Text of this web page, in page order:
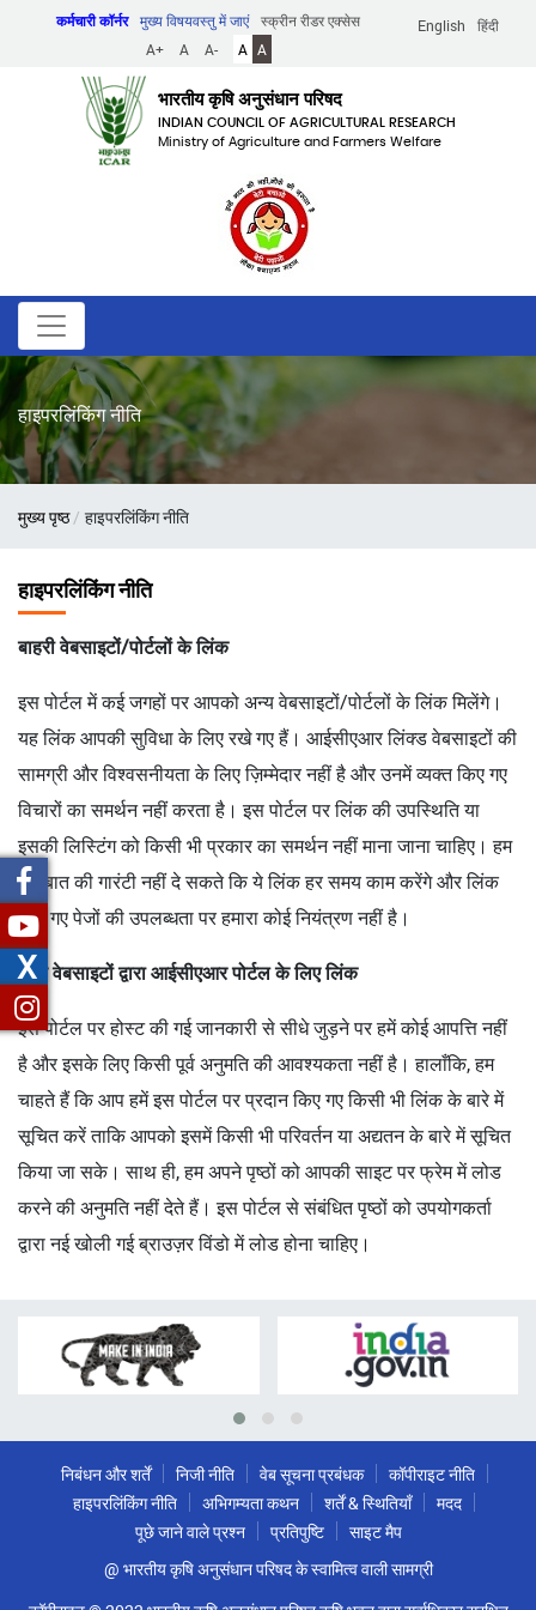
English हिंदी
कर्मचारी कॉर्नर मुख्य विषयवस्तु में जाएं
स्क्रीन रीडर एक्सेस
A+
A A- A A
भारतीय कृषि अनुसंधान परिषद
INDIAN COUNCIL OF AGRICULTURAL RESEARCH
Ministry of Agriculture and Farmers Welfare
हाइपरलिंकिंग नीति
पग
मुख्य पृष्ठ हाइपरलिंकिंग नीति
हाइपरलिंकिंग नीति
बाहरी वेबसाइटों/पोर्टलों के लिंक
इस पोर्टल में कई जगहों पर आपको अन्य वेबसाइटों/पोर्टलों के लिंक मिलेंगे।
यह लिंक आपकी सुविधा के लिए रखे गए हैं। आईसीएआर लिंक्ड वेबसाइटों की
सामग्री और विश्वसनीयता के लिए ज़िम्मेदार नहीं है और उनमें व्यक्त किए गए
विचारों का समर्थन नहीं करता है। इस पोर्टल पर लिंक की उपस्थिति या
इसकी लिस्टिंग को किसी भी प्रकार का समर्थन नहीं माना जाना चाहिए। हम
इस बात की गारंटी नहीं दे सकते कि ये लिंक हर समय काम करेंगे और लिंक
किए गए पेजों की उपलब्धता पर हमारा कोई नियंत्रण नहीं है।
अन्य वेबसाइटों द्वारा आईसीएआर पोर्टल के लिए लिंक
इस पोर्टल पर होस्ट की गई जानकारी से सीधे जुड़ने पर हमें कोई आपत्ति नहीं
है और इसके लिए किसी पूर्व अनुमति की आवश्यकता नहीं है। हालाँकि, हम
चाहते हैं कि आप हमें इस पोर्टल पर प्रदान किए गए किसी भी लिंक के बारे में
सूचित करें ताकि आपको इसमें किसी भी परिवर्तन या अद्यतन के बारे में सूचित
किया जा सके। साथ ही, हम अपने पृष्ठों को आपकी साइट पर फ्रेम में लोड
करने की अनुमति नहीं देते हैं। इस पोर्टल से संबंधित पृष्ठों को उपयोगकर्ता
द्वारा नई खोली गई ब्राउज़र विंडो में लोड होना चाहिए।
निबंधन और शर्तें निजी नीति वेब सूचना प्रबंधक
कॉपीराइट नीति
हाइपरलिंकिंग नीति
अभिगम्यता कथन शर्तें & स्थितियाँ
मदद
पूछे जाने वाले प्रश्न
प्रतिपुष्टि
साइट मैप
@ भारतीय कृषि अनुसंधान परिषद के स्वामित्व वाली सामग्री
X